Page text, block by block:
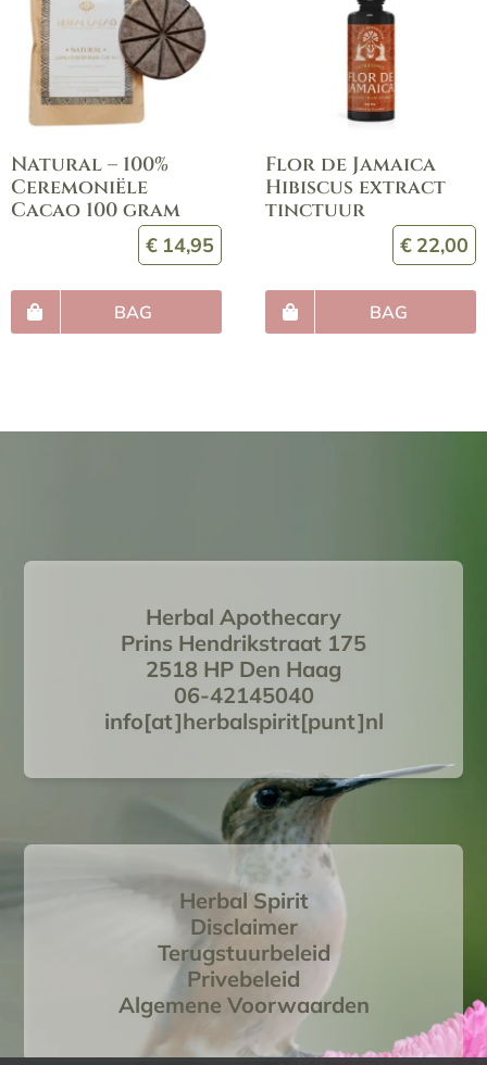
Natural – 100%
Ceremoniële
Cacao 100 gram
€ 14,95
BAG
Flor de Jamaica
Hibiscus extract
tinctuur
€ 22,00
BAG
Herbal Apothecary
Prins Hendrikstraat 175
2518 HP Den Haag
06-42145040
info[at]herbalspirit[punt]nl
Herbal Spirit
Disclaimer
Terugstuurbeleid
Privebeleid
Algemene Voorwaarden